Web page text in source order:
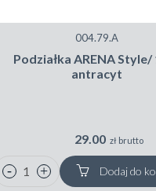
004.79.A
Podziałka ARENA Style/
antracyt
29.00 zł brutto
Dodaj do